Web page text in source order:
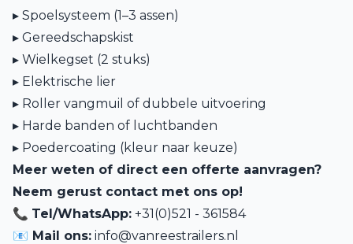
▸ Spoelsysteem (1–3 assen)
▸ Gereedschapskist
▸ Wielkegset (2 stuks)
▸ Elektrische lier
▸ Roller vangmuil of dubbele uitvoering
▸ Harde banden of luchtbanden
▸ Poedercoating (kleur naar keuze)
Meer weten of direct een offerte aanvragen?
Neem gerust contact met ons op!
📞 Tel/WhatsApp: +31(0)521 - 361584
📧 Mail ons: info@vanreestrailers.nl